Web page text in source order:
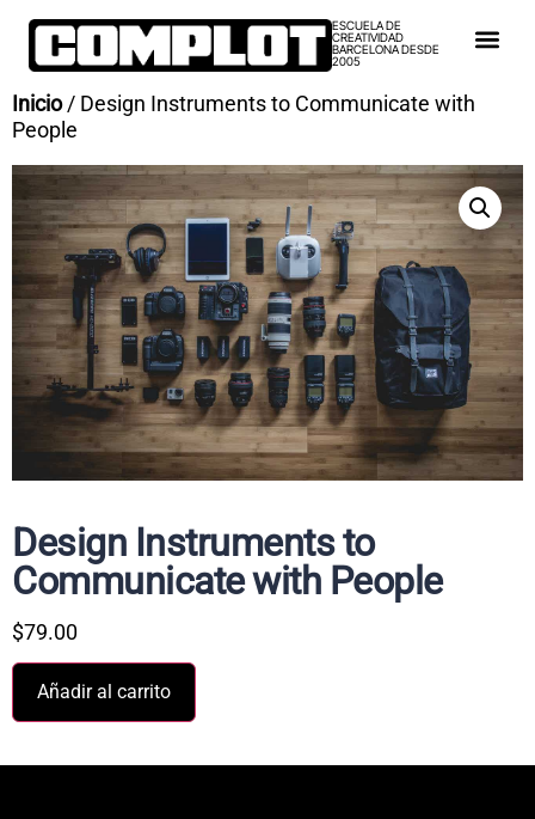
ESCUELA DE
CREATIVIDAD
BARCELONA DESDE
2005
Inicio/ Design Instruments to Communicate with
People
Design Instruments to
Communicate with People
$79.00
Añadir al carrito